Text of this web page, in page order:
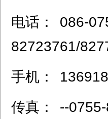
电话：
086-
82723761/
手机：
传真：
--